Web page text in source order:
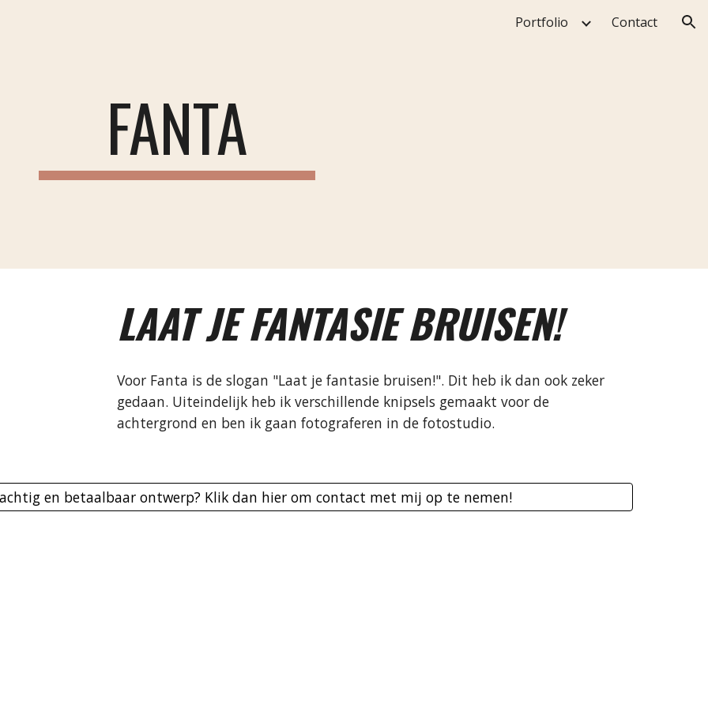
Portfolio Contact
FANTA
LAAT JE FANTASIE BRUISEN!
Voor Fanta is de slogan "Laat je fantasie bruisen!". Dit heb ik dan ook zeker
gedaan. Uiteindelijk heb ik verschillende knipsels gemaakt voor de
achtergrond en ben ik gaan fotograferen in de fotostudio.
en betaalbaar ontwerp? Klik dan hier om contact met mij op te nemen!